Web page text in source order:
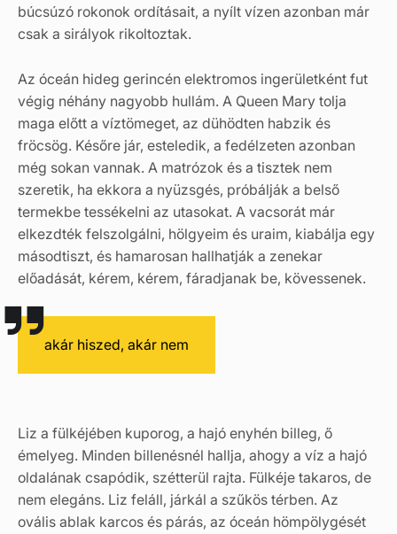
búcsúzó rokonok ordításait, a nyílt vízen azonban már
csak a sirályok rikoltoztak.
Az óceán hideg gerincén elektromos ingerületként fut
végig néhány nagyobb hullám. A Queen Mary tolja
maga előtt a víztömeget, az dühödten habzik és
fröcsög. Későre jár, esteledik, a fedélzeten azonban
még sokan vannak. A matrózok és a tisztek nem
szeretik, ha ekkora a nyüzsgés, próbálják a belső
termekbe tessékelni az utasokat. A vacsorát már
elkezdték felszolgálni, hölgyeim és uraim, kiabálja egy
másodtiszt, és hamarosan hallhatják a zenekar
előadását, kérem, kérem, fáradjanak be, kövessenek.
akár hiszed, akár nem
Liz a fülkéjében kuporog, a hajó enyhén billeg, ő
émelyeg. Minden billenésnél hallja, ahogy a víz a hajó
oldalának csapódik, szétterül rajta. Fülkéje takaros, de
nem elegáns. Liz feláll, járkál a szűkös térben. Az
ovális ablak karcos és párás, az óceán hömpölygését